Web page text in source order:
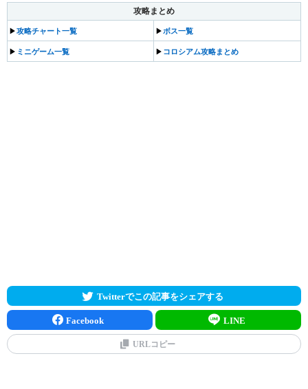
攻略まとめ
▶攻略チャート一覧 ▶ ボス一覧
▶ ミニゲーム一覧 ▶ コロシアム攻略まとめ
Twitterでこの記事をシェアする
Facebook LINE
URLコピー